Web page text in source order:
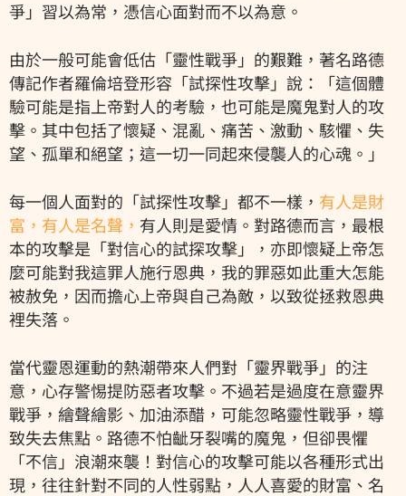
爭」習以為常，憑信心面對而不以為意。
由於一般可能會低估「靈性戰爭」的艱難，著名路德
傳記作者羅倫培登形容「試探性攻擊」說：「這個體
驗可能是指上帝對人的考驗，也可能是魔鬼對人的攻
擊。其中包括了懷疑、混亂、痛苦、激動、駭懼、失
望、孤單和絕望；這一切一同起來侵襲人的心魂。」
每一個人面對的「試探性攻擊」都不一樣， 有人是財
富，有人是名聲， 有人則是愛情。對路德而言，最根
本的攻擊是「對信心的試探攻擊」，亦即懷疑上帝怎
麼可能對我這罪人施行恩典，我的罪惡如此重大怎能
被赦免，因而擔心上帝與自己為敵，以致從拯救恩典
裡失落。
當代靈恩運動的熱潮帶來人們對「靈界戰爭」的注
意，心存警惕提防惡者攻擊。不過若是過度在意靈界
戰爭，繪聲繪影、加油添醋，可能忽略靈性戰爭，導
致失去焦點。路德不怕齜牙裂嘴的魔鬼，但卻畏懼
「不信」浪潮來襲！對信心的攻擊可能以各種形式出
現，往往針對不同的人性弱點，人人喜愛的財富、名